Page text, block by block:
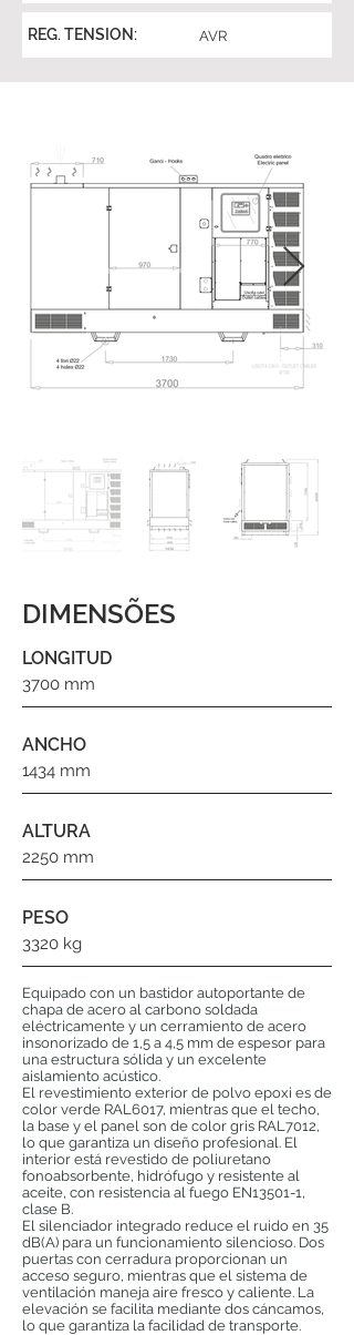
REG. TENSION: AVR
DIMENSÕES
LONGITUD
3700 mm
ANCHO
1434 mm
ALTURA
2250 mm
PESO
3320 kg
Equipado con un bastidor autoportante de
chapa de acero al carbono soldada
eléctricamente y un cerramiento de acero
insonorizado de 1,5 a 4,5 mm de espesor para
una estructura sólida y un excelente
aislamiento acústico.
El revestimiento exterior de polvo epoxi es de
color verde RAL6017, mientras que el techo,
la base y el panel son de color gris RAL7012,
lo que garantiza un diseño profesional. El
interior está revestido de poliuretano
fonoabsorbente, hidrófugo y resistente al
aceite, con resistencia al fuego EN13501-1,
clase B.
El silenciador integrado reduce el ruido en 35
dB(A) para un funcionamiento silencioso. Dos
puertas con cerradura proporcionan un
acceso seguro, mientras que el sistema de
ventilación maneja aire fresco y caliente. La
elevación se facilita mediante dos cáncamos,
lo que garantiza la facilidad de transporte.